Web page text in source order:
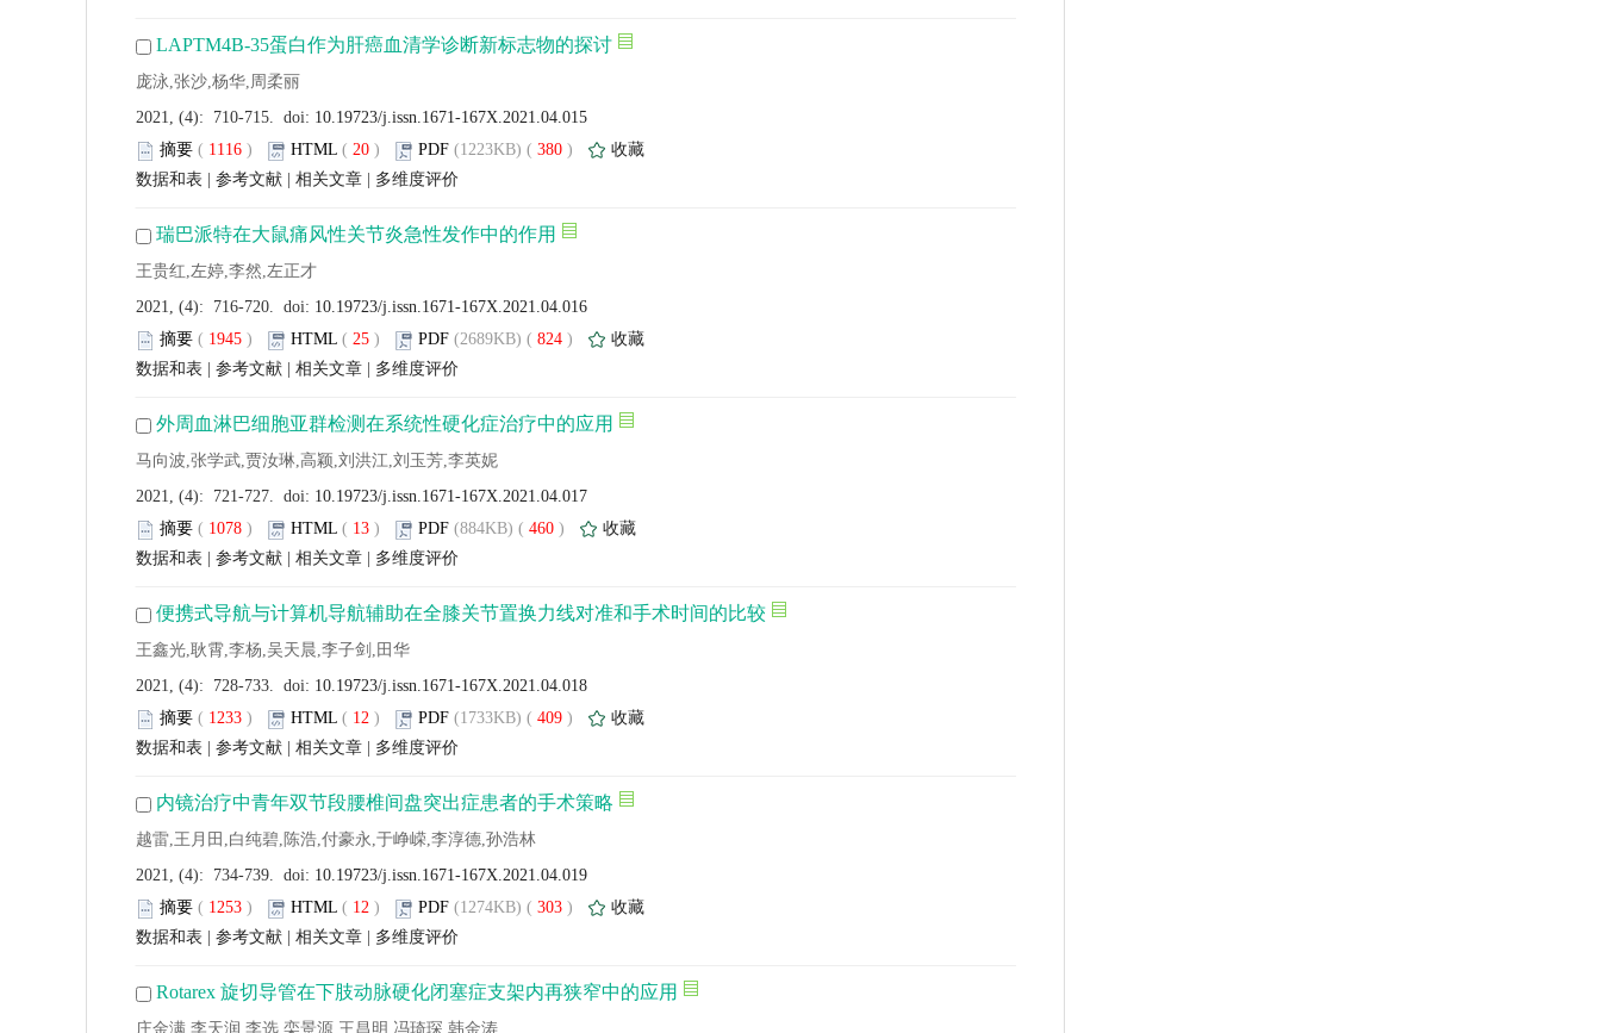
LAPTM4B-35蛋白作为肝癌血清学诊断新标志物的探讨
庞泳,张沙,杨华,周柔丽
2021, (4): 710-715. doi: 10.19723/j.issn.1671-167X.2021.04.015
摘要 ( 1116 ) HTML ( 20 ) PDF (1223KB) ( 380 )
收藏
数据和表
参考文献 相关文章 多维度评价
瑞巴派特在大鼠痛风性关节炎急性发作中的作用
王贵红,左婷,李然,左正才
2021, (4): 716-720. doi: 10.19723/j.issn.1671-167X.2021.04.016
摘要 ( 1945 ) HTML ( 25 ) PDF (2689KB) ( 824 )
收藏
数据和表
参考文献 相关文章 多维度评价
外周血淋巴细胞亚群检测在系统性硬化症治疗中的应用
马向波,张学武,贾汝琳,高颖,刘洪江,刘玉芳,李英妮
2021, (4): 721-727. doi: 10.19723/j.issn.1671-167X.2021.04.017
摘要 ( 1078 ) HTML ( 13 ) PDF (884KB) ( 460 )
收藏
数据和表
参考文献 相关文章 多维度评价
便携式导航与计算机导航辅助在全膝关节置换力线对准和手术时间的比较
王鑫光,耿霄,李杨,吴天晨,李子剑,田华
2021, (4): 728-733. doi: 10.19723/j.issn.1671-167X.2021.04.018
摘要 ( 1233 ) HTML ( 12 ) PDF (1733KB) ( 409 )
收藏
数据和表
参考文献 相关文章 多维度评价
内镜治疗中青年双节段腰椎间盘突出症患者的手术策略
越雷,王月田,白纯碧,陈浩,付豪永,于峥嵘,李淳德,孙浩林
2021, (4): 734-739. doi: 10.19723/j.issn.1671-167X.2021.04.019
摘要 ( 1253 ) HTML ( 12 ) PDF (1274KB) ( 303 )
收藏
数据和表
参考文献 相关文章 多维度评价
Rotarex 旋切导管在下肢动脉硬化闭塞症支架内再狭窄中的应用
庄金满,李天润,李选,栾景源,王昌明,冯琦琛,韩金涛